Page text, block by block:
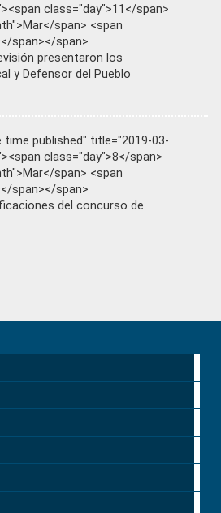
class="day">11</span>
span> <span
span></span>
presentaron los
y Defensor del Pueblo
time published" title="2019-03-
class="day">8</span>
span> <span
span></span>
del concurso de